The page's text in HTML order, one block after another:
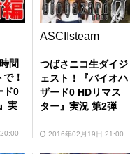
間
！
ド0
実
ASCIIsteam
つばさニコ生ダイジ
ェスト！『バイオハ
ザード0 HDリマス
ター』実況 第2弾
2016年02月19日 21:00